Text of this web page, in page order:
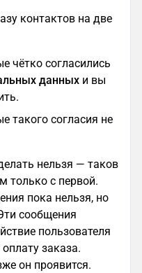
контактов на две
чётко согласились
данных и вы
такого согласия не
нельзя — таков
только с первой.
пока нельзя, но
сообщения
пользователя
заказа.
он проявится.